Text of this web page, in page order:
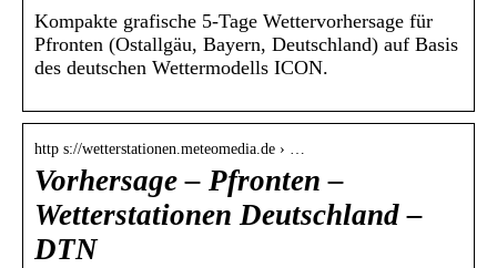
Kompakte grafische 5-Tage Wettervorhersage für
Pfronten (Ostallgäu, Bayern, Deutschland) auf Basis
des deutschen Wettermodells ICON.
http s://wetterstationen.meteomedia.de › …
Vorhersage – Pfronten –
Wetterstationen Deutschland –
DTN